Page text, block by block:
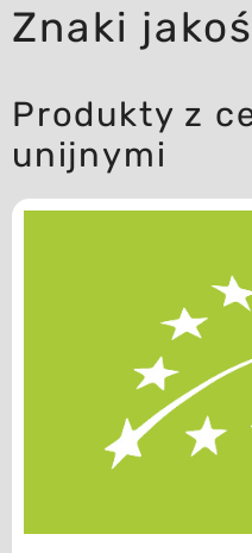
Znaki
Produkty z
unijnymi